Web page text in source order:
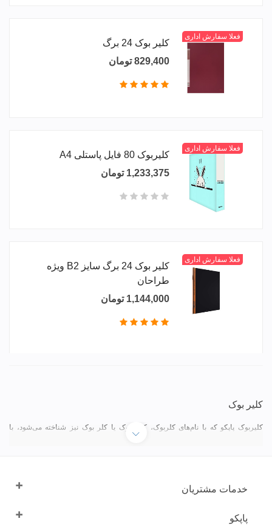
فعلا سفارش اداری
کلیر بوک 24 برگ
829,400 تومان
فعلا سفارش اداری
کلیربوک 80 فایل پاستلی A4
1,233,375 تومان
فعلا سفارش اداری
کلیر بوک 24 برگ سایز B2 ویژه
طراحان
1,144,000 تومان
کلیر بوک
کلیربوک پاپکو که با نام‌های کلربوک، کلیر بوک یا کلر بوک نیز شناخته می‌شود، با
بهره‌مندی از کاورهای پلاستیکی داخلیِ ثابت (پوشه کیسه‌ای) و شفاف، فرآیند آرشیو
شما می‌توانید در فروشگاه اینترنتی پاپکو ضمن بررسی مشخصات فنی، مدل‌های
قاب‌دار، بدون قاب، مات و شفاف را با یکدیگر مقایسه کرده و جهت اطلاع از قیمت
خدمات مشتریان
پاپکو